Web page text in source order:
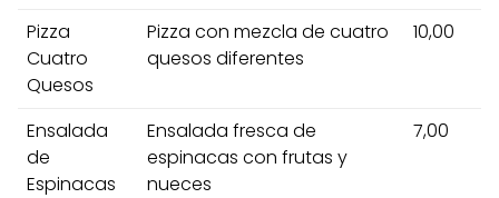
Pizza
Cuatro
Quesos
Pizza con mezcla de cuatro
quesos diferentes
10,00
Ensalada
de
Espinacas
Ensalada fresca de
espinacas con frutas y
nueces
7,00